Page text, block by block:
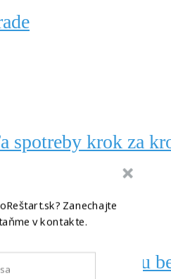
spotreby krok za
uchovať na zimu
Zanechajte
v kontakte.